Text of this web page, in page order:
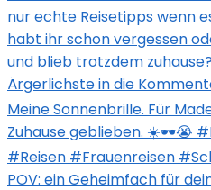
POV: ein Geheimfach für